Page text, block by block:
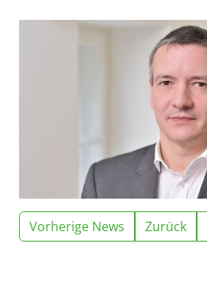
Vorherige News Zurück